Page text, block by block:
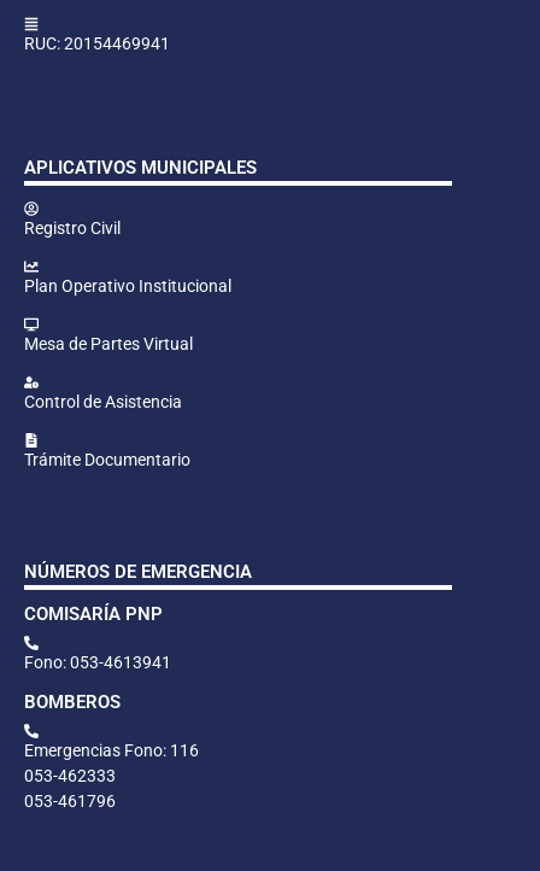
RUC: 20154469941
APLICATIVOS MUNICIPALES
Registro Civil
Plan Operativo Institucional
Mesa de Partes Virtual
Control de Asistencia
Trámite Documentario
NÚMEROS DE EMERGENCIA
COMISARÍA PNP
Fono: 053-4613941
BOMBEROS
Emergencias Fono: 116
053-462333
053-461796